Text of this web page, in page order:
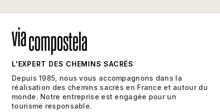
L'EXPERT DES CHEMINS SACRÉS
Depuis 1985, nous vous accompagnons dans la
réalisation des chemins sacrés en France et autour du
monde. Notre entreprise est engagée pour un
tourisme responsable.